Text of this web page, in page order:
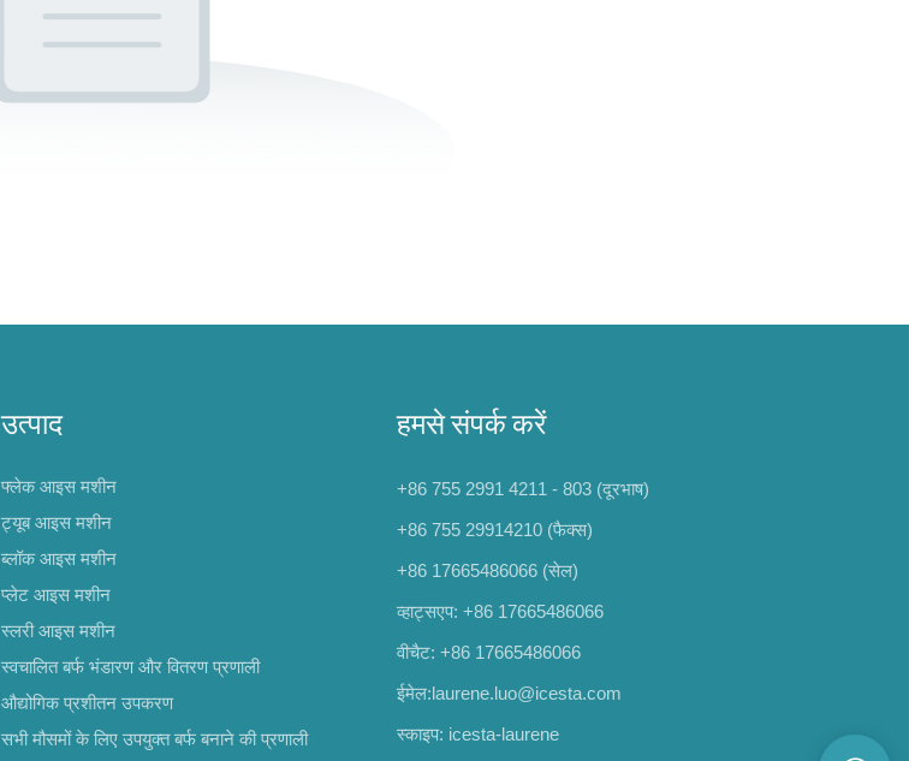
उत्पाद
फ्लेक आइस मशीन
ट्यूब आइस मशीन
ब्लॉक आइस मशीन
प्लेट आइस मशीन
स्लरी आइस मशीन
स्वचालित बर्फ भंडारण और वितरण प्रणाली
औद्योगिक प्रशीतन उपकरण
सभी मौसमों के लिए उपयुक्त बर्फ बनाने की प्रणाली
हमसे संपर्क करें
+86 755 2991 4211 - 803 (दूरभाष)
+86 755 29914210 (फैक्स)
+86 17665486066 (सेल)
व्हाट्सएप: +86 17665486066
वीचैट: +86 17665486066
ईमेल:laurene.luo@icesta.com
स्काइप: icesta-laurene